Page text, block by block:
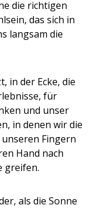
die richtigen
das sich in
langsam die
in der Ecke, die
für
und unser
in denen wir die
Fingern
Hand nach
greifen.
als die Sonne